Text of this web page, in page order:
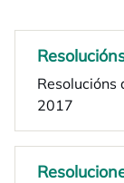
2017